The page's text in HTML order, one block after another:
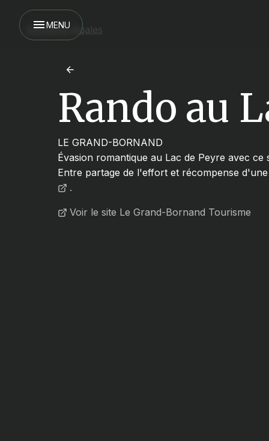
MENU
Mentions légales
Rando au
LE GRAND-BORNAND
Évasion romantique au Lac de Peyre avec
Entre partage de l'effort et récompense
.
Voir le site Le Grand-Bornand Tourisme